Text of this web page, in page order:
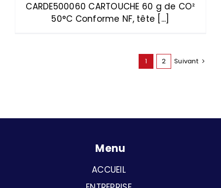
CARDE500060 CARTOUCHE 60 g de CO²
50°C Conforme NF, tête [...]
1 2 Suivant
Menu
ACCUEIL